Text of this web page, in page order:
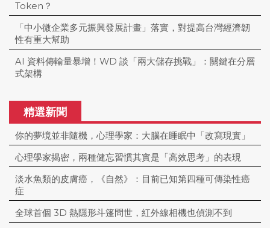
Token？
「中小微企業多元振興發展計畫」落實，對提高台灣經濟韌
性有重大幫助
AI 資料傳輸量暴增！WD 談「兩大儲存挑戰」：關鍵在分層
式架構
精選新聞
你的夢境並非隨機，心理學家：大腦在睡眠中「改寫現實」
心理學家揭密，兩種健忘習慣其實是「高效思考」的表現
淡水魚類的皮膚癌，《自然》：目前已知第四種可傳染性癌
症
全球首個 3D 熱隱形斗篷問世，紅外線相機也偵測不到